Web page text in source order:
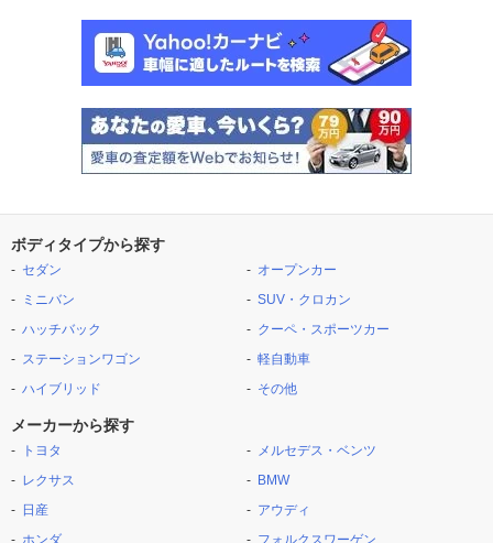
ボディタイプから探す
セダン
ミニバン
ハッチバック
ステーションワゴン
ハイブリッド
オープンカー
SUV・クロカン
クーペ・スポーツカー
軽自動車
その他
メーカーから探す
トヨタ
レクサス
日産
メルセデス・ベンツ
BMW
アウディ